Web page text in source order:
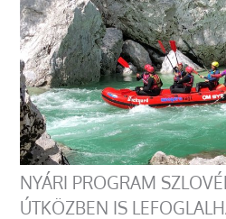
NYÁRI PROGRAM
ÚTKÖZBEN IS